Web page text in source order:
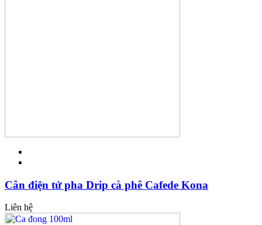
Cân điện tử pha Drip cà phê Cafede Kona
Liên hệ